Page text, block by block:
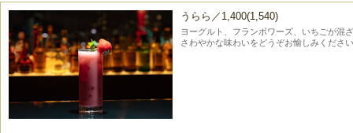
うらら／1,400(1,540)
ヨーグルト、フランボワーズ、いちごが混
さわやかな味わいをどうぞお愉しみくださ